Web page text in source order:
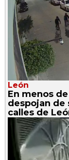
León
En menos
despojan de
calles de